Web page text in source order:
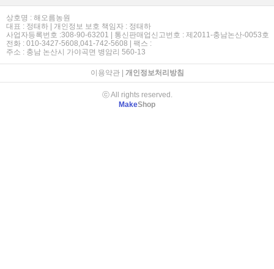
상호명 : 해오름농원
대표 : 정태하 | 개인정보 보호 책임자 : 정태하
사업자등록번호 :308-90-63201 | 통신판매업신고번호 : 제2011-충남논산-0053호
전화 : 010-3427-5608,041-742-5608 | 팩스 :
주소 : 충남 논산시 가야곡면 병암리 560-13
이용약관| 개인정보처리방침
ⓒ All rights reserved.
MakeShop